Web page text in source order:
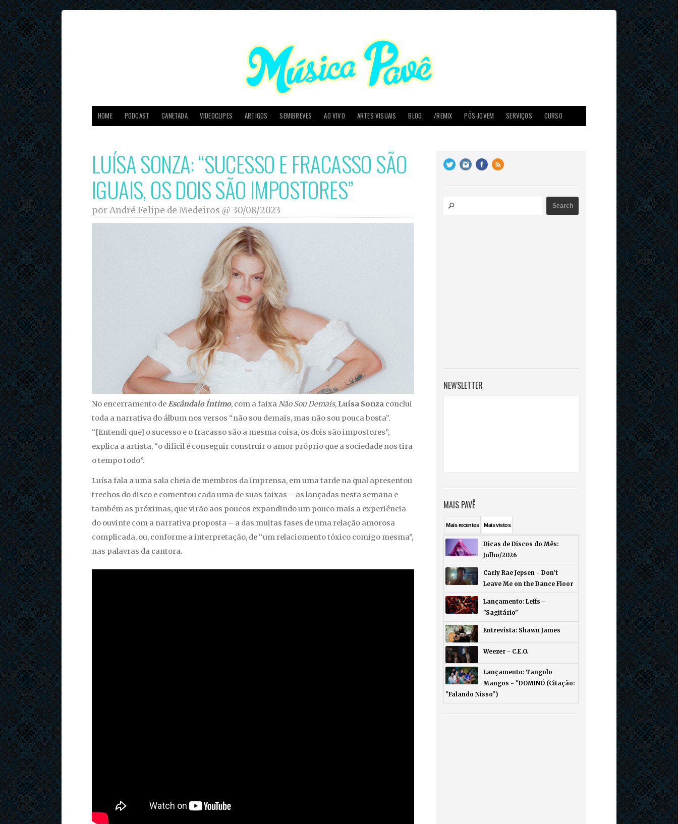
HOME PODCAST CANETADA VIDEOCLIPES ARTIGOS SEMIBREVES AO VIVO ARTES VISUAIS BLOG /REMIX PÓS-JOVEM SERVIÇOS CURSO
LUÍSA SONZA: “SUCESSO E FRACASSO SÃO
IGUAIS, OS DOIS SÃO IMPOSTORES”
por André Felipe de Medeiros @ 30/08/2023
No encerramento deEscândalo Íntimo, com a faixaNão Sou Demais, Luísa Sonza conclui
toda a narrativa do álbum nos versos “não sou demais, mas não sou pouca bosta”.
“[Entendi que] o sucesso e o fracasso são a mesma coisa, os dois são impostores”,
explica a artista, “o dificil é conseguir construir o amor próprio que a sociedade nos tira
o tempo todo”.
Luísa fala a uma sala cheia de membros da imprensa, em uma tarde na qual apresentou
trechos do disco e comentou cada uma de suas faixas – as lançadas nesta semana e
também as próximas, que virão aos poucos expandindo um pouco mais a experiência
do ouvinte com a narrativa proposta – a das muitas fases de uma relação amorosa
complicada, ou, conforme a interpretação, de “um relaciomento tóxico comigo mesma”,
nas palavras da cantora.
NEWSLETTER
MAIS PAVÊ
Maisrecentes Maisvistos
Dicas de Discos do Mês:
Julho/2026
Carly Rae Jepsen - Don’t
Leave Me on the Dance Floor
Lançamento: Leffs -
"Sagitário"
Entrevista: Shawn James
Weezer - C.E.O.
Lançamento: Tangolo
Mangos - "DOMINÓ (Citação:
"Falando Nisso")